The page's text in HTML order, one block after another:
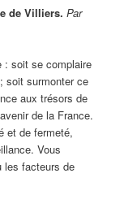
de Villiers.Par
: soit se complaire
soit surmonter ce
aux trésors de
de la France.
et de fermeté,
Vous
les facteurs de